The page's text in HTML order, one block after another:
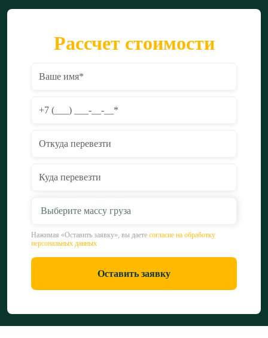
Рассчет стоимости
Выберите массу груза
Нажимая «Оставить заявку», вы даете согласие на обработку
персональных данных
Оставить заявку